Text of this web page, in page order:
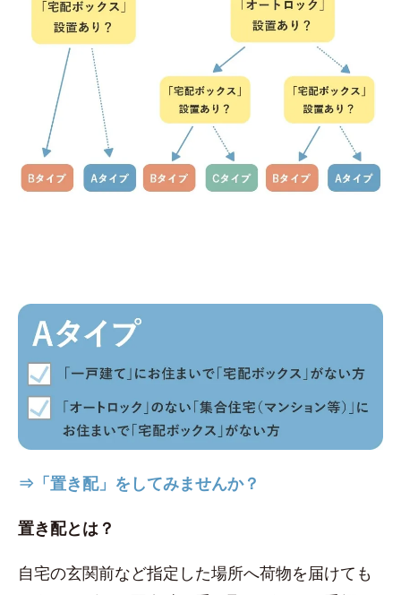
⇒「置き配」をしてみませんか？
置き配とは？
自宅の玄関前など指定した場所へ荷物を届けても